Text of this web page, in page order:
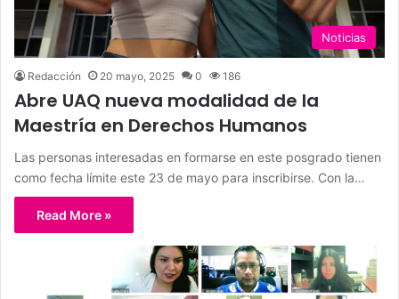
Noticias
Redacción 20 mayo, 2025 0 186
Abre UAQ nueva modalidad de la
Maestría en Derechos Humanos
Las personas interesadas en formarse en este posgrado tienen
como fecha límite este 23 de mayo para inscribirse. Con la…
Read More »